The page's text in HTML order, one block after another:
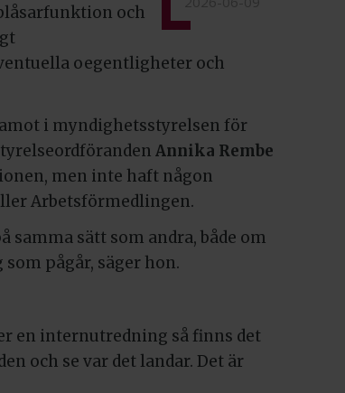
och
oegentligheter och
i myndighetsstyrelsen för
Annika Rembe
men inte haft någon
Arbetsförmedlingen.
sätt som andra, både om
pågår, säger hon.
en internutredning så finns det
och se var det landar. Det är